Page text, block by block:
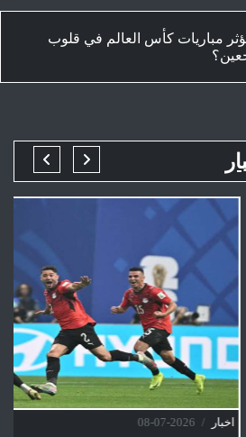
مباريات كأس العالم في قلوب